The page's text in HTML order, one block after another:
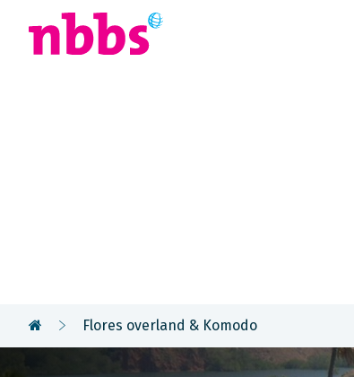
Flores overland & Komodo